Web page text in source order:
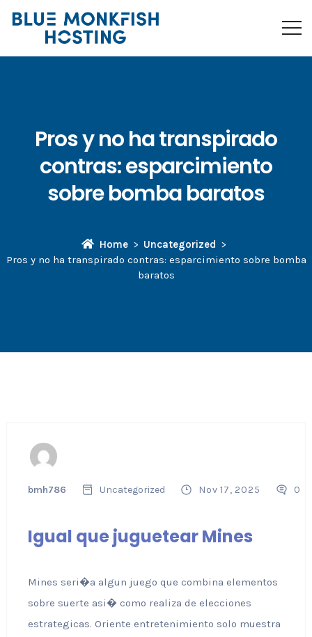
Pros y no ha transpirado
contras: esparcimiento
sobre bomba baratos
Home
Uncategorized
Pros y no ha transpirado contras: esparcimiento sobre bomba
baratos
bmh786 Uncategorized Nov 17, 2025 0
Igual que juguetear Mines
Mines seri�a algun juego que combina elementos
sobre suerte asi� como realiza de elecciones
estrategicas. Oriente entretenimiento solo muestra